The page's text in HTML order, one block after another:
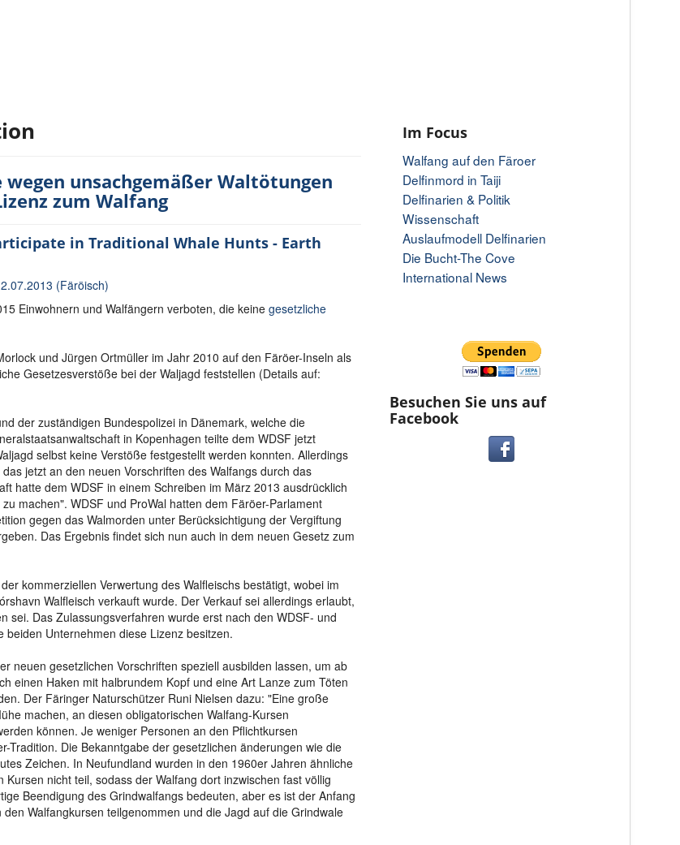
wegen unsachgemäßer Waltötungen
zum Walfang
in Traditional Whale Hunts - Earth
(Färöisch)
Einwohnern und Walfängern verboten, die keine gesetzliche
und Jürgen Ortmüller im Jahr 2010 auf den Färöer-Inseln als
Gesetzesverstöße bei der Waljagd feststellen (Details auf:
der zuständigen Bundespolizei in Dänemark, welche die
in Kopenhagen teilte dem WDSF jetzt
selbst keine Verstöße festgestellt werden konnten. Allerdings
jetzt an den neuen Vorschriften des Walfangs durch das
hatte dem WDSF in einem Schreiben im März 2013 ausdrücklich
machen". WDSF und ProWal hatten dem Färöer-Parlament
gegen das Walmorden unter Berücksichtigung der Vergiftung
Das Ergebnis findet sich nun auch in dem neuen Gesetz zum
kommerziellen Verwertung des Walfleischs bestätigt, wobei im
Walfleisch verkauft wurde. Der Verkauf sei allerdings erlaubt,
sei. Das Zulassungsverfahren wurde erst nach den WDSF- und
Unternehmen diese Lizenz besitzen.
neuen gesetzlichen Vorschriften speziell ausbilden lassen, um ab
einen Haken mit halbrundem Kopf und eine Art Lanze zum Töten
Der Färinger Naturschützer Runi Nielsen dazu: "Eine große
machen, an diesen obligatorischen Walfang-Kursen
können. Je weniger Personen an den Pflichtkursen
Die Bekanntgabe der gesetzlichen änderungen wie die
Zeichen. In Neufundland wurden in den 1960er Jahren ähnliche
nicht teil, sodass der Walfang dort inzwischen fast völlig
Beendigung des Grindwalfangs bedeuten, aber es ist der Anfang
Walfangkursen teilgenommen und die Jagd auf die Grindwale
Im Focus
Walfang auf den Färoer
Delfinmord in Taiji
Delfinarien & Politik
Wissenschaft
Auslaufmodell Delfinarien
Die Bucht-The Cove
International News
Besuchen Sie uns auf
Facebook